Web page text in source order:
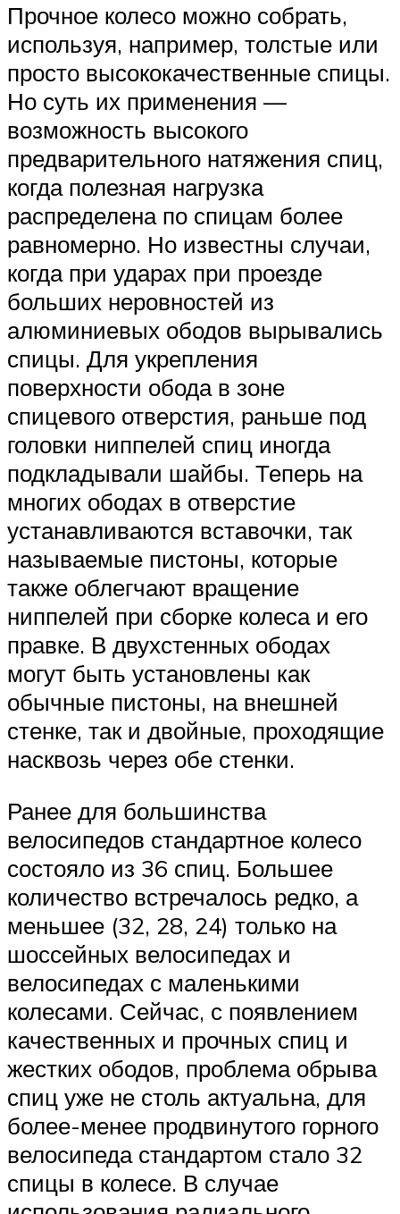
Прочное колесо можно собрать,
используя, например, толстые или
просто высококачественные спицы.
Но суть их применения —
возможность высокого
предварительного натяжения спиц,
когда полезная нагрузка
распределена по спицам более
равномерно. Но известны случаи,
когда при ударах при проезде
больших неровностей из
алюминиевых ободов вырывались
спицы. Для укрепления
поверхности обода в зоне
спицевого отверстия, раньше под
головки ниппелей спиц иногда
подкладывали шайбы. Теперь на
многих ободах в отверстие
устанавливаются вставочки, так
называемые пистоны, которые
также облегчают вращение
ниппелей при сборке колеса и его
правке. В двухстенных ободах
могут быть установлены как
обычные пистоны, на внешней
стенке, так и двойные, проходящие
насквозь через обе стенки.
Ранее для большинства
велосипедов стандартное колесо
состояло из 36 спиц. Большее
количество встречалось редко, а
меньшее (32, 28, 24) только на
шоссейных велосипедах и
велосипедах с маленькими
колесами. Сейчас, с появлением
качественных и прочных спиц и
жестких ободов, проблема обрыва
спиц уже не столь актуальна, для
более-менее продвинутого горного
велосипеда стандартом стало 32
спицы в колесе. В случае